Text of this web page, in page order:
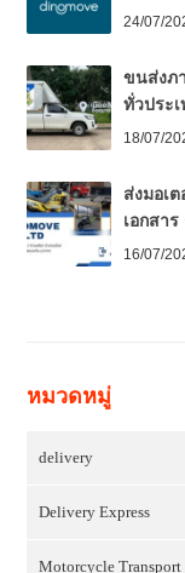
24/07/
ขนส่งภ
ทั่วประเ
18/07/
ส่งมอเ
เอกสา
16/07/
หมวดหมู่
delivery
Delivery Express
Motorcycle Transport